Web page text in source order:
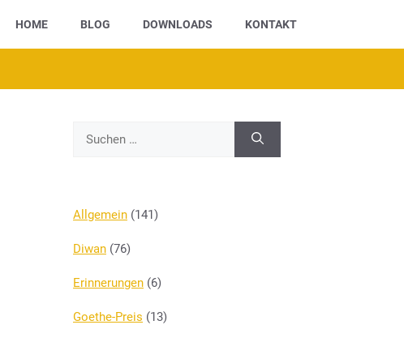
HOME BLOG DOWNLOADS KONTAKT
nach:
Allgemein (141)
Diwan (76)
Erinnerungen (6)
Goethe-Preis (13)